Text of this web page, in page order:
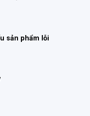
sản phẩm lỗi